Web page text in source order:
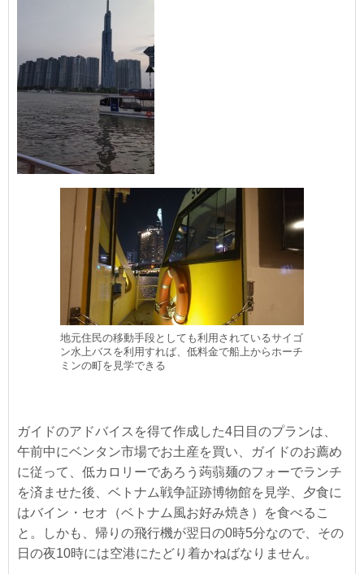
地元住民の移動手段としても利用されているサイゴ
ン水上バスを利用すれば、低料金で船上からホーチ
ミンの町を見学できる
ガイドのアドバイスを得て作成した4日目のプランは、
午前中にベンタン市場でお土産を買い、ガイドのお薦め
に従って、低カロリーであろう蒟蒻麺のフォーでランチ
を済ませた後、ベトナム戦争証跡博物館を見学、夕食に
はバイン・セオ（ベトナム風お好み焼き）を食べるこ
と。しかも、帰りの飛行機が翌日の0時5分なので、その
日の夜10時には空港にたどり着かねばなりません。